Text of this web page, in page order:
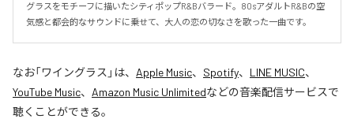
グラスをモチーフに描いたシティポップR&Bバラード。80sアダルトR&Bの空
気感と都会的なサウンドに乗せて、大人の恋の切なさを歌った一曲です。
なお「ワイングラス 」は、 Apple Music、 Spotify、 LINE MUSIC、
YouTube Music、 Amazon Music Unlimitedなどの音楽配信サービスで
聴くことができる。